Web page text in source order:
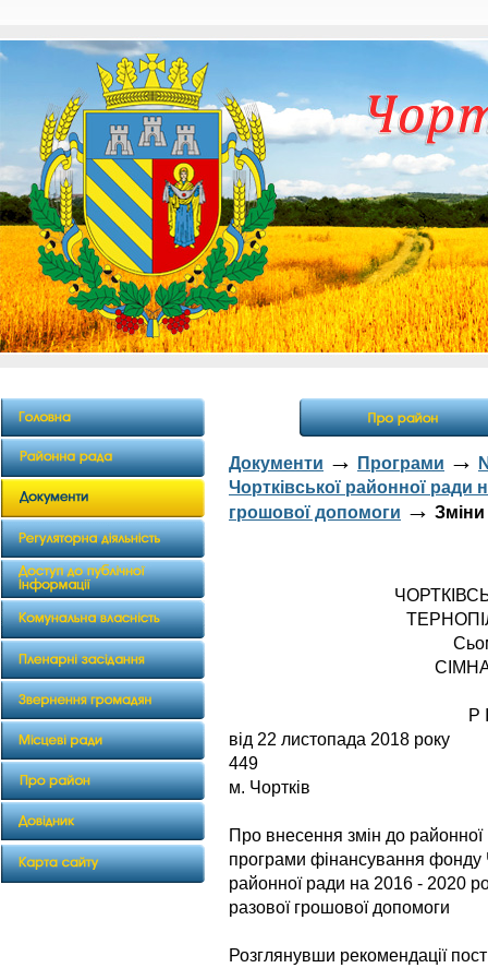
Документи → Програми →
Чортківської районної ради
грошової допомоги →
Р
від 22
449
м. Чортків
Про внесення змін до районної
програми фінансування фонду
районної ради на 2016 - 2020
разової грошової допомоги
Розглянувши рекомендації